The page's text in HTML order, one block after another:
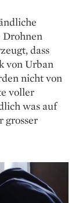
­Drohnen
dass
von Urban
nicht von
voller
was auf
grosser